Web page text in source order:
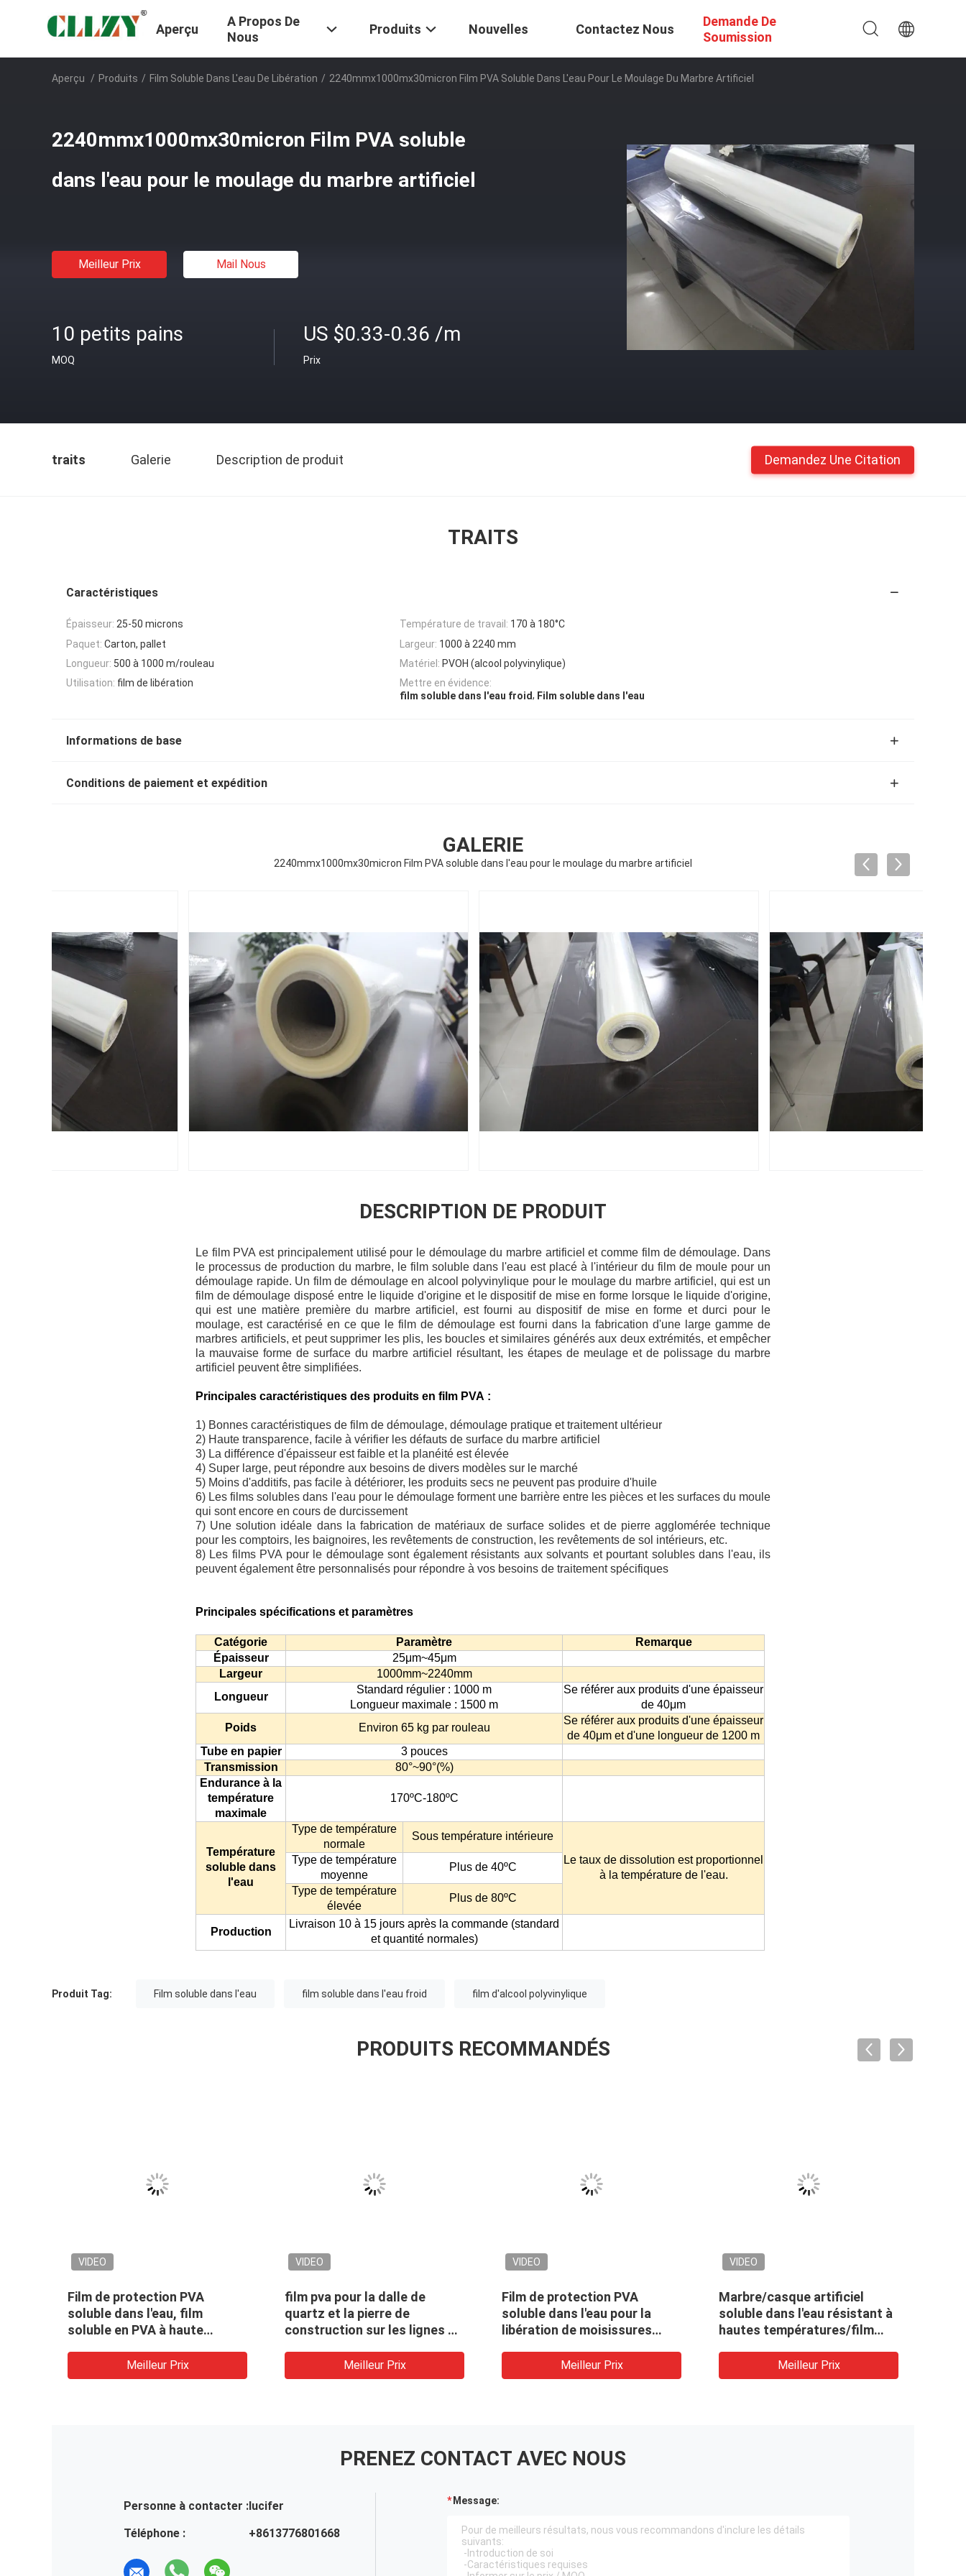
Aperçu
A Propos De
Nous
Produits Nouvelles Contactez Nous
Demande De
Soumission
Aperçu / Produits / Film Soluble Dans L'eau De Libération / 2240mmx1000mx30micron Film PVA Soluble Dans L'eau Pour Le Moulage Du Marbre Artificiel
2240mmx1000mx30micron Film PVA soluble
dans l'eau pour le moulage du marbre artificiel
Meilleur Prix Mail Nous
10 petits pains
MOQ
US $0.33-0.36 /m
Prix
traits Galerie Description de produit Demandez Une Citation
TRAITS
Caractéristiques
Épaisseur: 25-50 microns Température de travail: 170 à 180°C
Paquet: Carton, pallet Largeur: 1000 à 2240 mm
Longueur: 500 à 1000 m/rouleau Matériel: PVOH (alcool polyvinylique)
Utilisation: film de libération
Mettre en évidence:
film soluble dans l'eau froid, Film soluble dans l'eau
Informations de base
Conditions de paiement et expédition
GALERIE
2240mmx1000mx30micron Film PVA soluble dans l'eau pour le moulage du marbre artificiel
DESCRIPTION DE PRODUIT
Le film PVA est principalement utilisé pour le démoulage du marbre artificiel et comme film de démoulage. Dans
le processus de production du marbre, le film soluble dans l'eau est placé à l'intérieur du film de moule pour un
démoulage rapide. Un film de démoulage en alcool polyvinylique pour le moulage du marbre artificiel, qui est un
film de démoulage disposé entre le liquide d'origine et le dispositif de mise en forme lorsque le liquide d'origine,
qui est une matière première du marbre artificiel, est fourni au dispositif de mise en forme et durci pour le
moulage, est caractérisé en ce que le film de démoulage est fourni dans la fabrication d'une large gamme de
marbres artificiels, et peut supprimer les plis, les boucles et similaires générés aux deux extrémités, et empêcher
la mauvaise forme de surface du marbre artificiel résultant, les étapes de meulage et de polissage du marbre
artificiel peuvent être simplifiées.
Principales caractéristiques des produits en film PVA :
1) Bonnes caractéristiques de film de démoulage, démoulage pratique et traitement ultérieur
2) Haute transparence, facile à vérifier les défauts de surface du marbre artificiel
3) La différence d'épaisseur est faible et la planéité est élevée
4) Super large, peut répondre aux besoins de divers modèles sur le marché
5) Moins d'additifs, pas facile à détériorer, les produits secs ne peuvent pas produire d'huile
6) Les films solubles dans l'eau pour le démoulage forment une barrière entre les pièces et les surfaces du moule
qui sont encore en cours de durcissement
7) Une solution idéale dans la fabrication de matériaux de surface solides et de pierre agglomérée technique
pour les comptoirs, les baignoires, les revêtements de construction, les revêtements de sol intérieurs, etc.
8) Les films PVA pour le démoulage sont également résistants aux solvants et pourtant solubles dans l'eau, ils
peuvent également être personnalisés pour répondre à vos besoins de traitement spécifiques
Principales spécifications et paramètres
Catégorie Paramètre
Remarque
Épaisseur
25μm~45μm
Largeur
1000mm~2240mm
Longueur
Standard régulier : 1000 m
Longueur maximale : 1500 m
Se référer aux produits d'une épaisseur
de 40μm
Poids
Environ 65 kg par rouleau
Se référer aux produits d'une épaisseur
de 40μm et d'une longueur de 1200 m
Tube en papier
3 pouces
Transmission
80°~90°(%)
Endurance à la
température
maximale
170ºC-180ºC
Température
soluble dans
l'eau
Type de température
normale
Sous température intérieure
Le taux de dissolution est proportionnel
à la température de l'eau.
Type de température
moyenne
Plus de 40ºC
Type de température
élevée
Plus de 80ºC
Production
Livraison 10 à 15 jours après la commande (standard
et quantité normales)
Produit Tag: Film soluble dans l'eau film soluble dans l'eau froid film d'alcool polyvinylique
PRODUITS RECOMMANDÉS
Marbre/casque artificiel
soluble dans l'eau résistant à
hautes températures/film
libération de tube de silicone
Meilleur Prix
Film de libération de moule de
la pierre PVA de quartz collé
sur le moule en caoutchouc
Meilleur Prix
1850 mmx1000mx38 microns
Film de libération PVA pour
les dalles de pierre de quartz
Meilleur Prix
Film de libération PVA soluble
dans l'eau à haute
température / résistance
Meilleur Prix
PRENEZ CONTACT AVEC NOUS
Personne à contacter :lucifer
Téléphone :
+8613776801668
Message: